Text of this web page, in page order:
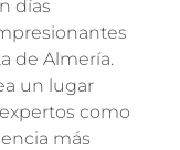
días
de Almería.
un lugar
como
más